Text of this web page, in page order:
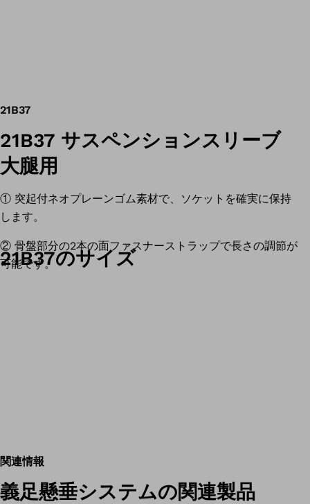
21B37
21B37 サスペンションスリーブ
大腿用
① 突起付ネオプレーンゴム素材で、ソケットを確実に保持
します。
② 骨盤部分の2本の面ファスナーストラップで長さの調節が
可能です。
21B37のサイズ
関連情報
義足懸垂システムの関連製品